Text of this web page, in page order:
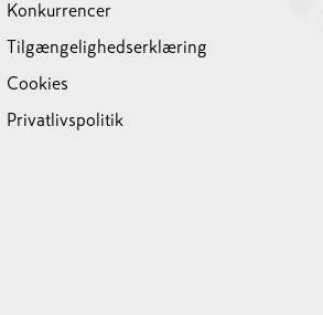
Konkurrencer
Tilgængelighedserklæring
Cookies
Privatlivspolitik